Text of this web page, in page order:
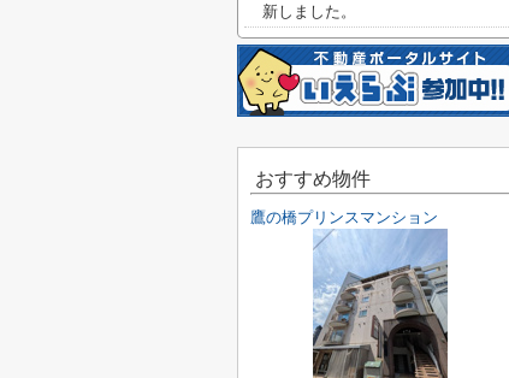
新しました。
おすすめ物件
鷹の橋プリンスマンション